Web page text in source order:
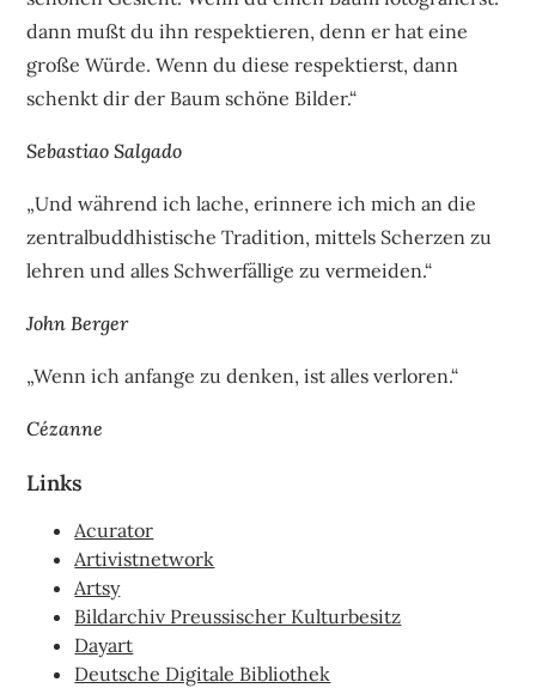
dann mußt du ihn respektieren, denn er hat eine
große Würde. Wenn du diese respektierst, dann
schenkt dir der Baum schöne Bilder.“
Sebastiao Salgado
„Und während ich lache, erinnere ich mich an die
zentralbuddhistische Tradition, mittels Scherzen zu
lehren und alles Schwerfällige zu vermeiden.“
John Berger
„Wenn ich anfange zu denken, ist alles verloren.“
Cézanne
Links
Acurator
Artivistnetwork
Artsy
Bildarchiv Preussischer Kulturbesitz
Dayart
Deutsche Digitale Bibliothek